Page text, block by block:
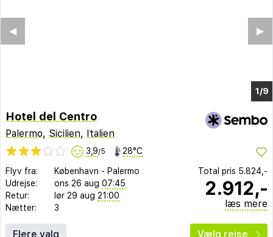
1/3
▶︎
◀︎
Hotel del Centro
Palermo, Sicilien, Italien
3,9/5 28°C
Flyv fra: København - Palermo
Udrejse:
ons 26 aug 07:45
Retur:
lør 29 aug 21:00
Nætter:
3
Total pris 5.824,-
2.912,-
læs mere
Flere valg Vælg rejse